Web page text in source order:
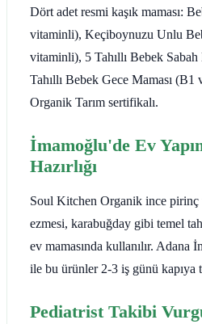
Dört adet resmi kaşık maması:
vitaminli), Keçiboynuzu Unlu
vitaminli), 5 Tahıllı Bebek
Tahıllı Bebek Gece Maması
Organik Tarım sertifikalı.
İmamoğlu'de Ev
Hazırlığı
Soul Kitchen Organik ince
ezmesi, karabuğday gibi temel
ev mamasında kullanılır. Adana
ile bu ürünler 2-3 iş günü kapıya
Pediatrist Takibi